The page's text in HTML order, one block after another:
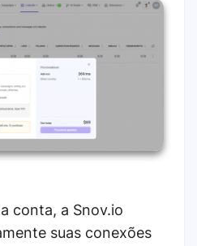
conta, a Snov.io
suas conexões